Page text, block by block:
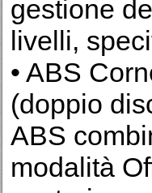
gestione
livelli,
• ABS
(doppio
ABS
modalità